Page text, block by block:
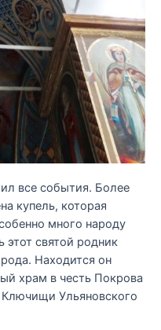
все события. Более
купель, которая
много народу
святой родник
Находится он
храм в честь Покрова
Ульяновского